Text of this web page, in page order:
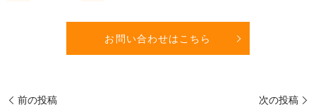
お問い合わせはこちら
前の投稿 次の投稿